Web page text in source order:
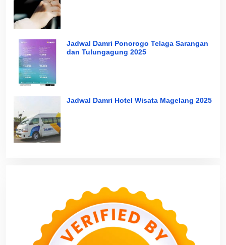
Jadwal Damri Ponorogo Telaga Sarangan
dan Tulungagung 2025
Jadwal Damri Hotel Wisata Magelang 2025